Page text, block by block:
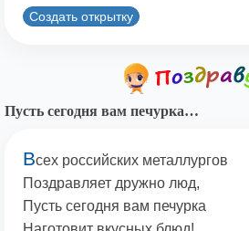
Создать открытку
Пусть сегодня вам печурка…
Всех российских металлургов
Поздравляет дружно люд,
Пусть сегодня вам печурка